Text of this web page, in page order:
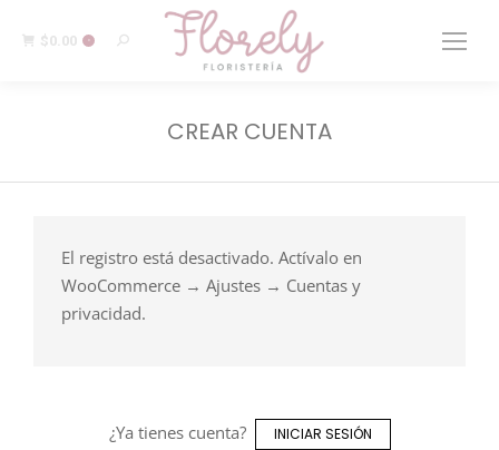
$0.00 0
CREAR CUENTA
El registro está desactivado. Actívalo en
WooCommerce → Ajustes → Cuentas y
privacidad.
¿Ya tienes cuenta? INICIAR SESIÓN